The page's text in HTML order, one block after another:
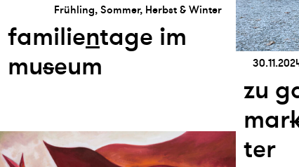
Frühling, Sommer, Herbst & Winter
familientage im
museum
zu
mar
ter